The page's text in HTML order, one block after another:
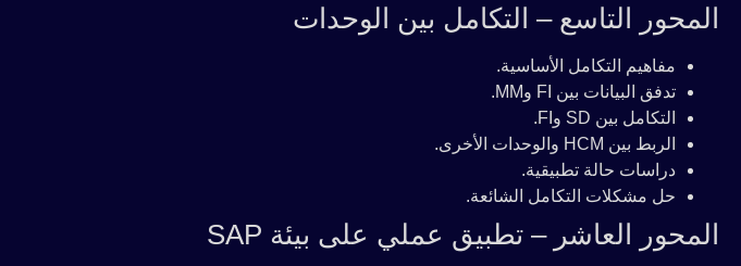
المحور التاسع – التكامل بين الوحدات
مفاهيم التكامل الأساسية.
تدفق البيانات بين FI وMM.
التكامل بين SD وFI.
الربط بين HCM والوحدات الأخرى.
دراسات حالة تطبيقية.
حل مشكلات التكامل الشائعة.
المحور العاشر – تطبيق عملي على بيئة SAP